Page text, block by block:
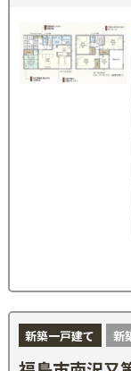
新築一戸建て 新